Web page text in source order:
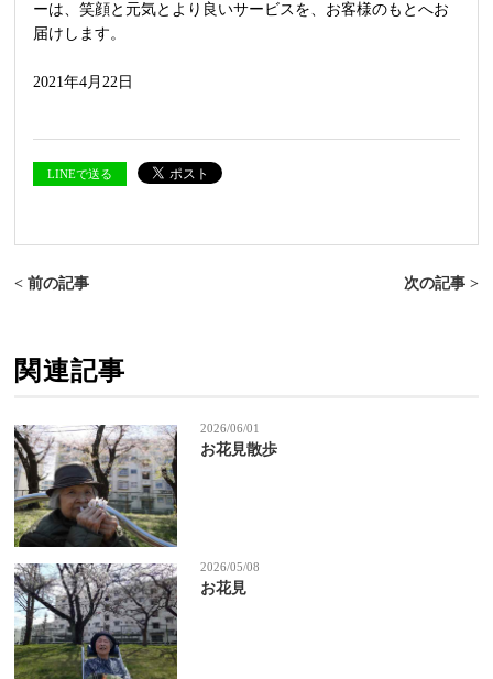
ーは、笑顔と元気とより良いサービスを、お客様のもとへお
届けします。
2021年4月22日
LINEで送る
< 前の記事 次の記事 >
関連記事
2026/06/01
お花見散歩
2026/05/08
お花見